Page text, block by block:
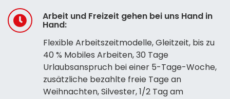
Arbeit und Freizeit gehen bei uns Hand in
Hand:
Flexible Arbeitszeitmodelle, Gleitzeit, bis zu
40 % Mobiles Arbeiten, 30 Tage
Urlaubsanspruch bei einer 5-Tage-Woche,
zusätzliche bezahlte freie Tage an
Weihnachten, Silvester, 1/2 Tag am